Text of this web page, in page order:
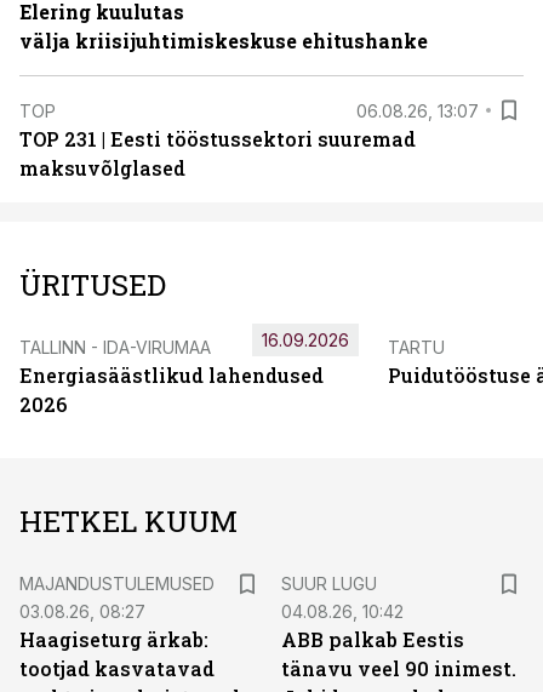
Elering kuulutas
välja kriisijuhtimiskeskuse ehitushanke
TOP 06.08.26, 13:07
TOP 231 | Eesti tööstussektori suuremad
maksuvõlglased
ÜRITUSED
TALLINN - IDA-VIRUMAA
Energiasäästlikud lahendused
2026
16.09.2026 TARTU
Puidutööstuse
HETKEL KUUM
MAJANDUSTULEMUSED
03.08.26, 08:27
Haagiseturg ärkab:
tootjad kasvatavad
SUUR LUGU
04.08.26, 10:42
ABB palkab Eestis
tänavu veel 90 inimest.